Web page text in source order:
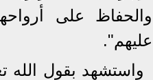
والحفاظ على
عليهم".
واستشهد بقول الله